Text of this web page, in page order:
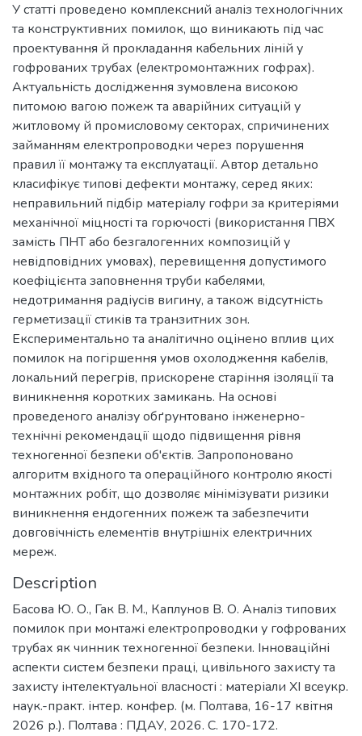
У статті проведено комплексний аналіз технологічних
та конструктивних помилок, що виникають під час
проектування й прокладання кабельних ліній у
гофрованих трубах (електромонтажних гофрах).
Актуальність дослідження зумовлена високою
питомою вагою пожеж та аварійних ситуацій у
житловому й промисловому секторах, спричинених
займанням електропроводки через порушення
правил її монтажу та експлуатації. Автор детально
класифікує типові дефекти монтажу, серед яких:
неправильний підбір матеріалу гофри за критеріями
механічної міцності та горючості (використання ПВХ
замість ПНТ або безгалогенних композицій у
невідповідних умовах), перевищення допустимого
коефіцієнта заповнення труби кабелями,
недотримання радіусів вигину, а також відсутність
герметизації стиків та транзитних зон.
Експериментально та аналітично оцінено вплив цих
помилок на погіршення умов охолодження кабелів,
локальний перегрів, прискорене старіння ізоляції та
виникнення коротких замикань. На основі
проведеного аналізу обґрунтовано інженерно-
технічні рекомендації щодо підвищення рівня
техногенної безпеки об'єктів. Запропоновано
алгоритм вхідного та операційного контролю якості
монтажних робіт, що дозволяє мінімізувати ризики
виникнення ендогенних пожеж та забезпечити
довговічність елементів внутрішніх електричних
мереж.
Description
Басова Ю. О., Гак В. М., Каплунов В. О. Аналіз типових
помилок при монтажі електропроводки у гофрованих
трубах як чинник техногенної безпеки. Інноваційні
аспекти систем безпеки праці, цивільного захисту та
захисту інтелектуальної власності : матеріали ХІ всеукр.
наук.-практ. інтер. конфер. (м. Полтава, 16-17 квітня
2026 р.). Полтава : ПДАУ, 2026. С. 170-172.